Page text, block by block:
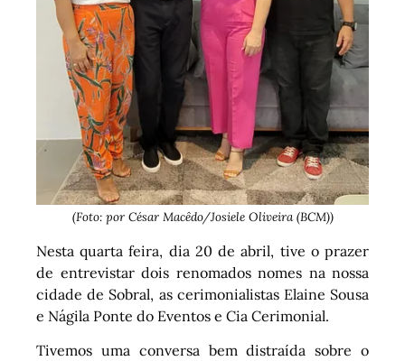
(Foto: por César Macêdo/Josiele Oliveira (BCM))
Nesta quarta feira, dia 20 de abril, tive o prazer
de entrevistar dois renomados nomes na nossa
cidade de Sobral, as cerimonialistas Elaine Sousa
e Nágila Ponte do Eventos e Cia Cerimonial.
Tivemos uma conversa bem distraída sobre o